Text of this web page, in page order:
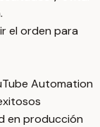
el orden para
Automation
en producción